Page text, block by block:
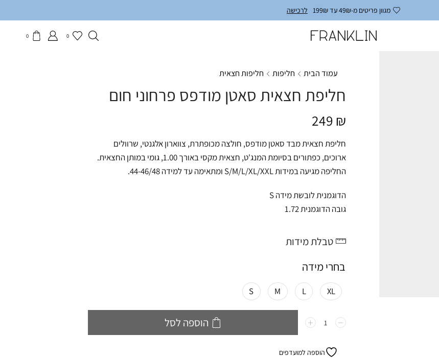
מגוון פריטים מ-49₪ עד 199₪ לרכישה
0
0
עמוד הבית חליפות חליפות חצאית
חליפת חצאית סאטן מודפס פרחוני חום
249₪
חליפת חצאית מבד סאטן מודפס, חולצה מכופתרת, צווארון אלגנטי, שרוולים
ארוכים, כפתורים בסיומת המנג'ט, חצאית מקסי באורך 1.00, גומי במותן החצאית.
החליפה מגיעה במידות S/M/L/XL/XXL ומתאימה עד למידה 44-46/48.
הדוגמנית לובשת מידה S
גובה הדוגמנית 1.72
טבלת מידות
בחרי מידה
XL
L
M
S
הוספה לסל
הוספה למועדפים